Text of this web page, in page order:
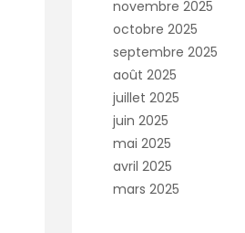
novembre 2025
octobre 2025
septembre 2025
août 2025
juillet 2025
juin 2025
mai 2025
avril 2025
mars 2025